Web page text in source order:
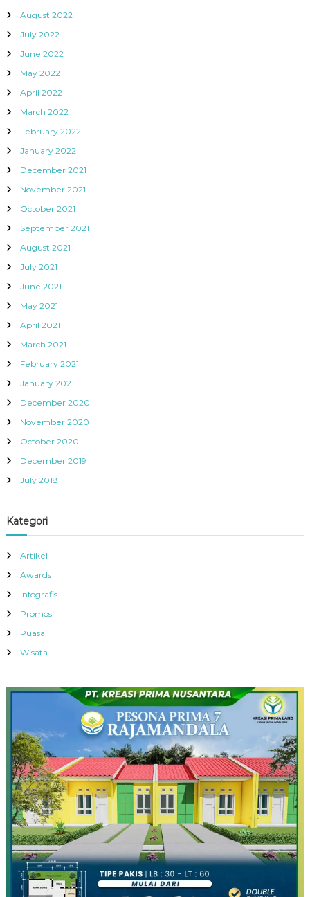
August 2022
July 2022
June 2022
May 2022
April 2022
March 2022
February 2022
January 2022
December 2021
November 2021
October 2021
September 2021
August 2021
July 2021
June 2021
May 2021
April 2021
March 2021
February 2021
January 2021
December 2020
November 2020
October 2020
December 2019
July 2018
Kategori
Artikel
Awards
Infografis
Promosi
Puasa
Wisata